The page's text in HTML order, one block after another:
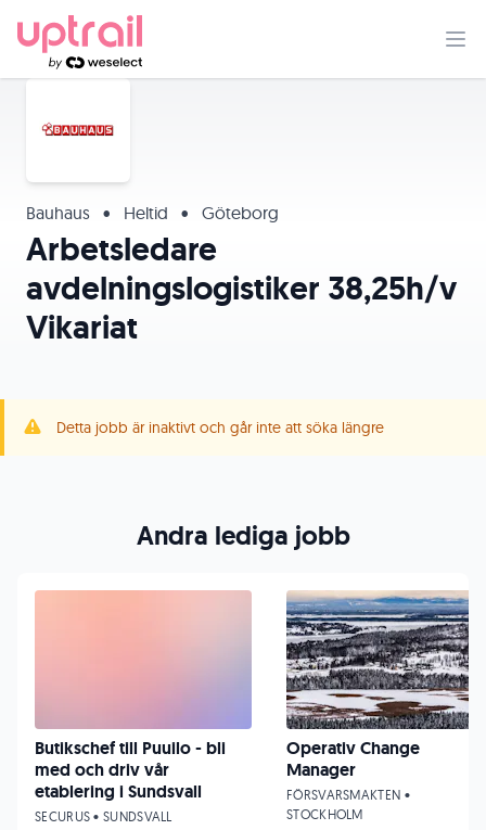
Bauhaus • Heltid • Göteborg
Arbetsledare
avdelningslogistiker 38,25h/v
Vikariat
Detta jobb är inaktivt och går inte att söka längre
Andra lediga jobb
Butikschef till Puuilo - bli
med och driv vår
etablering i Sundsvall
SECURUS • SUNDSVALL
Operativ Change
Manager
FÖRSVARSMAKTEN •
STOCKHOLM